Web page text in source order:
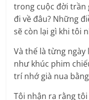
trong cuộc đời trần
đi về đâu? Những
sẽ còn lại gì khi tôi
Và thế là từng
như khúc phim
trí nhớ già nua
Tôi nhận ra rằng